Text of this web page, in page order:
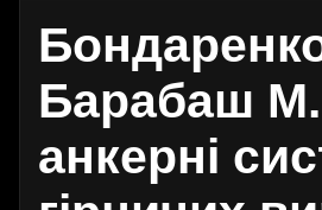
Барабаш
анкерні